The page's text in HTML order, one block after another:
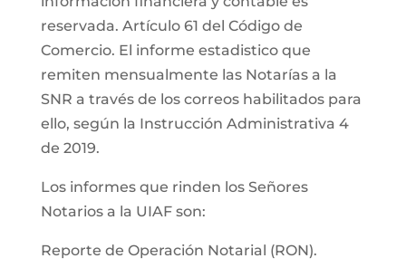
reservada. Artículo 61 del Código de
Comercio. El informe estadistico que
remiten mensualmente las Notarías a la
SNR a través de los correos habilitados para
ello, según la Instrucción Administrativa 4
de 2019.
Los informes que rinden los Señores
Notarios a la UIAF son:
Reporte de Operación Notarial (RON).